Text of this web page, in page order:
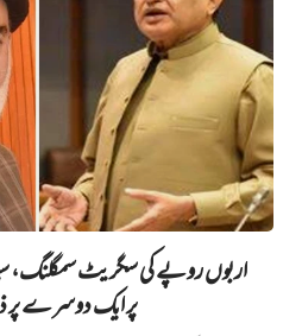
اربوں روپے کی سگریٹ سمگلنگ،
پر ایک دوسرے پر